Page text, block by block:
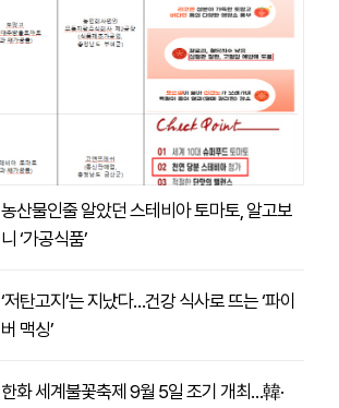
농산물인줄 알았던 스테비아 토마토, 알고보
니 ‘가공식품’
‘저탄고지’는 지났다…건강 식사로 뜨는 ‘파이
버 맥싱’
한화 세계불꽃축제 9월 5일 조기 개최…韓·